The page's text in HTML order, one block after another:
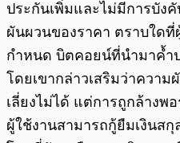
ประกันเพิ่มและไม่มีการบัง
ผันผวนของราคา ตราบใดที่
กำหนด บิตคอยน์ที่นำมาค้ำ
โดยเขากล่าวเสริมว่าควา
เลี่ยงไม่ได้ แต่การถูกล้างพ
ผู้ใช้งานสามารถกู้ยืมเงินส